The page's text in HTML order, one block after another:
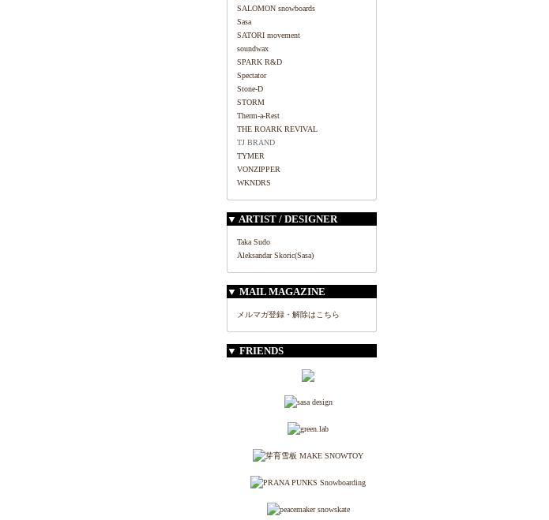
SALOMON snowboards
Sasa
SATORI movement
soundwax
SPARK R&D
Spectator
Stone-D
STORM
Therm-a-Rest
THE ROARK REVIVAL
TJ BRAND
TYMER
VONZIPPER
WKNDRS
▼ ARTIST / DESIGNER
Taka Sudo
Aleksandar Skoric(Sasa)
▼ MAIL MAGAZINE
メルマガ登録・解除はこちら
▼ FRIENDS